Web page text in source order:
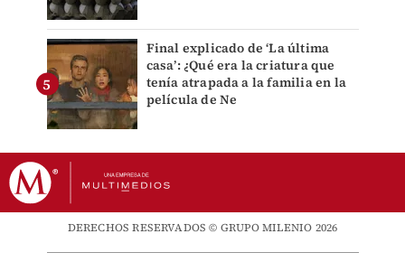
Final explicado de ‘La última
casa’: ¿Qué era la criatura que
tenía atrapada a la familia en la
película de Ne
DERECHOS RESERVADOS © GRUPO MILENIO 2026